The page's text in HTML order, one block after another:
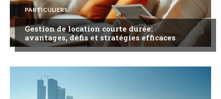
PARTICULIERS
Gestion de location courte durée:
avantages, défis et stratégies efficaces